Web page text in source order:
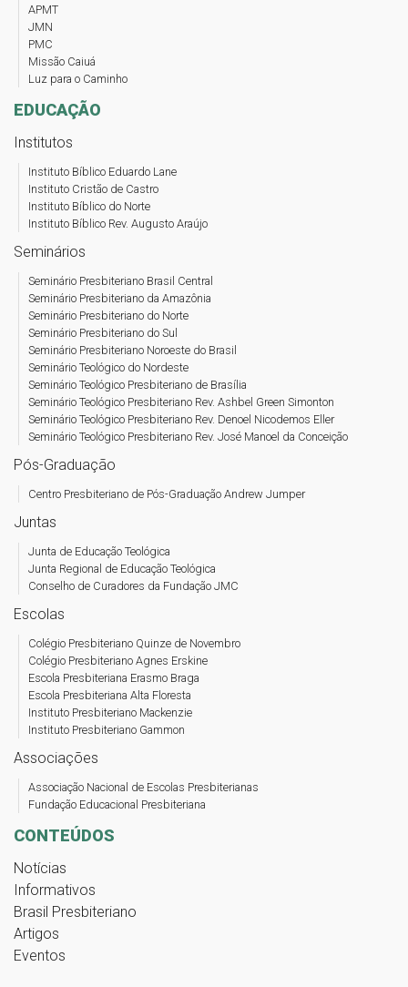
APMT
JMN
PMC
Missão Caiuá
Luz para o Caminho
EDUCAÇÃO
Institutos
Instituto Bíblico Eduardo Lane
Instituto Cristão de Castro
Instituto Bíblico do Norte
Instituto Bíblico Rev. Augusto Araújo
Seminários
Seminário Presbiteriano Brasil Central
Seminário Presbiteriano da Amazônia
Seminário Presbiteriano do Norte
Seminário Presbiteriano do Sul
Seminário Presbiteriano Noroeste do Brasil
Seminário Teológico do Nordeste
Seminário Teológico Presbiteriano de Brasília
Seminário Teológico Presbiteriano Rev. Ashbel Green Simonton
Seminário Teológico Presbiteriano Rev. Denoel Nicodemos Eller
Seminário Teológico Presbiteriano Rev. José Manoel da Conceição
Pós-Graduação
Centro Presbiteriano de Pós-Graduação Andrew Jumper
Juntas
Junta de Educação Teológica
Junta Regional de Educação Teológica
Conselho de Curadores da Fundação JMC
Escolas
Colégio Presbiteriano Quinze de Novembro
Colégio Presbiteriano Agnes Erskine
Escola Presbiteriana Erasmo Braga
Escola Presbiteriana Alta Floresta
Instituto Presbiteriano Mackenzie
Instituto Presbiteriano Gammon
Associações
Associação Nacional de Escolas Presbiterianas
Fundação Educacional Presbiteriana
CONTEÚDOS
Notícias
Informativos
Brasil Presbiteriano
Artigos
Eventos